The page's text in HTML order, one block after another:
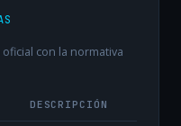
con la normativa
DESCRIPCIÓN